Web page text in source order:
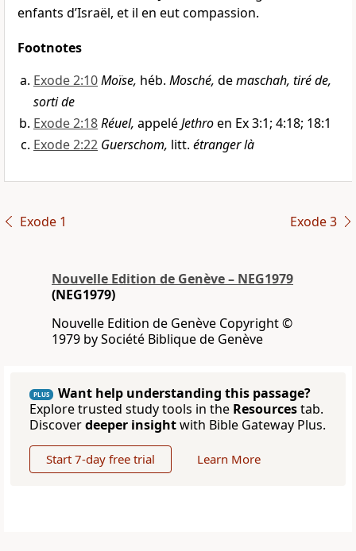
enfants d’Israël, et il en eut compassion.
Footnotes
Exode 2:10Moïse, héb. Mosché, demaschah, tiré de,
sorti de
Exode 2:18Réuel, appeléJethroen Ex 3:1; 4:18; 18:1
Exode 2:22 Guerschom, litt. étranger là
Exode 1 Exode 3
Nouvelle Edition de Genève – NEG1979
(NEG1979)
Nouvelle Edition de Genève Copyright ©
1979 by Société Biblique de Genève
PLUS
Want help understanding this passage?
Explore trusted study tools in the Resourcestab.
Discoverdeeper insightwith Bible Gateway Plus.
Start 7-day free trial Learn More